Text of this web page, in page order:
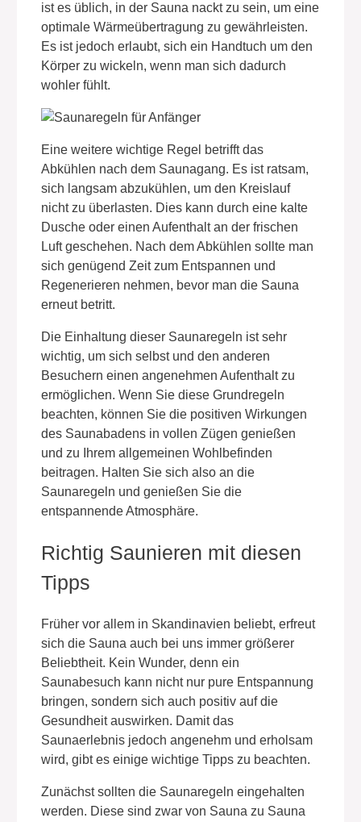
ist es üblich, in der Sauna nackt zu sein, um eine
optimale Wärmeübertragung zu gewährleisten.
Es ist jedoch erlaubt, sich ein Handtuch um den
Körper zu wickeln, wenn man sich dadurch
wohler fühlt.
Eine weitere wichtige Regel betrifft das
Abkühlen nach dem Saunagang. Es ist ratsam,
sich langsam abzukühlen, um den Kreislauf
nicht zu überlasten. Dies kann durch eine kalte
Dusche oder einen Aufenthalt an der frischen
Luft geschehen. Nach dem Abkühlen sollte man
sich genügend Zeit zum Entspannen und
Regenerieren nehmen, bevor man die Sauna
erneut betritt.
Die Einhaltung dieser Saunaregeln ist sehr
wichtig, um sich selbst und den anderen
Besuchern einen angenehmen Aufenthalt zu
ermöglichen. Wenn Sie diese Grundregeln
beachten, können Sie die positiven Wirkungen
des Saunabadens in vollen Zügen genießen
und zu Ihrem allgemeinen Wohlbefinden
beitragen. Halten Sie sich also an die
Saunaregeln und genießen Sie die
entspannende Atmosphäre.
Richtig Saunieren mit diesen
Tipps
Früher vor allem in Skandinavien beliebt, erfreut
sich die Sauna auch bei uns immer größerer
Beliebtheit. Kein Wunder, denn ein
Saunabesuch kann nicht nur pure Entspannung
bringen, sondern sich auch positiv auf die
Gesundheit auswirken. Damit das
Saunaerlebnis jedoch angenehm und erholsam
wird, gibt es einige wichtige Tipps zu beachten.
Zunächst sollten die Saunaregeln eingehalten
werden. Diese sind zwar von Sauna zu Sauna